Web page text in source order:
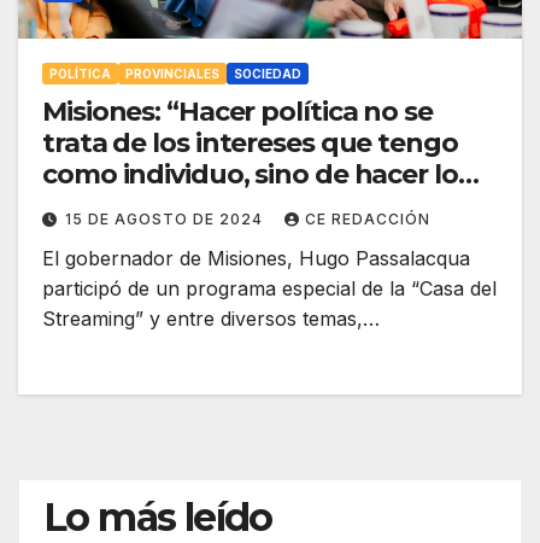
POLÍTICA PROVINCIALES SOCIEDAD
Misiones: “Hacer política no se
trata de los intereses que tengo
como individuo, sino de hacer lo
mejor para el bienestar de los
demás” dijo Passalacqua
15 DE AGOSTO DE 2024 CE REDACCIÓN
El gobernador de Misiones, Hugo Passalacqua
participó de un programa especial de la “Casa del
Streaming” y entre diversos temas,…
Lo más leído